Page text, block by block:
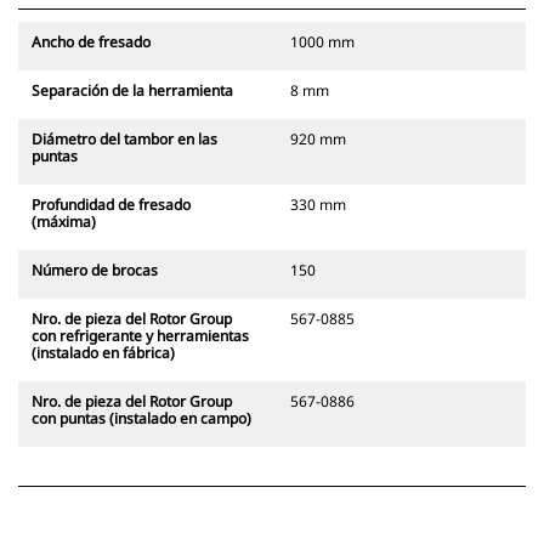
Ancho de fresado 1000 mm
Separación de la herramienta 8 mm
Diámetro del tambor en las
puntas
920 mm
Profundidad de fresado
(máxima)
330 mm
Número de brocas 150
Nro. de pieza del Rotor Group
con refrigerante y herramientas
(instalado en fábrica)
567-0885
Nro. de pieza del Rotor Group
con puntas (instalado en campo)
567-0886